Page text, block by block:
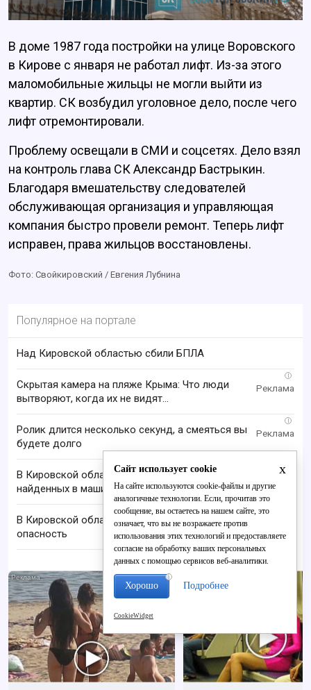
В доме 1987 года постройки на улице Воровского
в Кирове с января не работал лифт. Из-за этого
маломобильные жильцы не могли выйти из
квартир. СК возбудил уголовное дело, после чего
лифт отремонтировали.
Проблему освещали в СМИ и соцсетях. Дело взял
на контроль глава СК Александр Бастрыкин.
Благодаря вмешательству следователей
обслуживающая организация и управляющая
компания быстро провели ремонт. Теперь лифт
исправен, права жильцов восстановлены.
Фото: Свойкировский / Евгения Лубнина
Популярное на портале
Над Кировской областью сбили БПЛА
i
Скрытая камера на пляже Крыма: Что люди
вытворяют, когда их не видят...
i
Ролик длится несколько секунд, а смеяться вы
будете долго
В Кировской области проверяют гибель супругов,
найденных в машине в Вятке
В Кировской области отменили ракетную
опасность
i
x
Сайт использует cookie
На сайте используются cookie-файлы и другие
аналогичные технологии. Если, прочитав это
сообщение, вы остаетесь на нашем сайте, это
означает, что вы не возражаете против
использования этих технологий и предоставляете
согласие на обработку ваших персональных
данных с помощью сервисов веб-аналитики.
Хорошо Подробнее
CookieWidget